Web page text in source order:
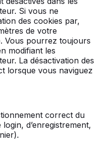
Si vous ne
des cookies par,
de votre
Vous pourrez toujours
modifiant les
La désactivation des
lorsque vous naviguez
correct du
d’enregistrement,
de vente de Heblad
Nous sommes
de plus en plus
il y a plusieurs
le beau pays qui est
avec nos tables de
nique et nos tables
a livré une table
boulot d'arriver avec
Mais nous y
belles photos, que
montrer.